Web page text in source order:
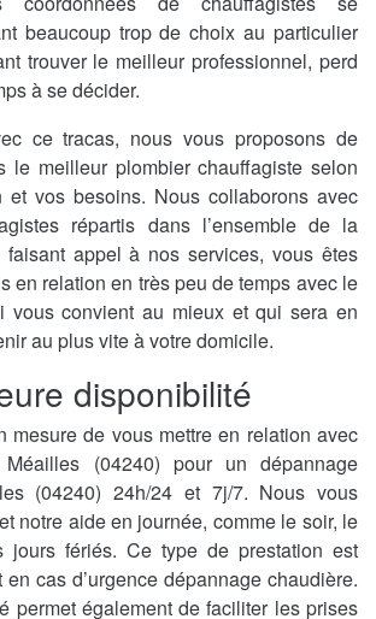
beaucoup trop de choix au particulier
trouver le meilleur professionnel, perd
à se décider.
ce tracas, nous vous proposons de
le meilleur plombier chauffagiste selon
et vos besoins. Nous collaborons avec
répartis dans l’ensemble de la
faisant appel à nos services, vous êtes
en relation en très peu de temps avec le
vous convient au mieux et qui sera en
au plus vite à votre domicile.
disponibilité
mesure de vous mettre en relation avec
(04240) pour un dépannage
(04240) 24h/24 et 7j/7. Nous vous
notre aide en journée, comme le soir, le
jours fériés. Ce type de prestation est
cas d’urgence dépannage chaudière.
permet également de faciliter les prises